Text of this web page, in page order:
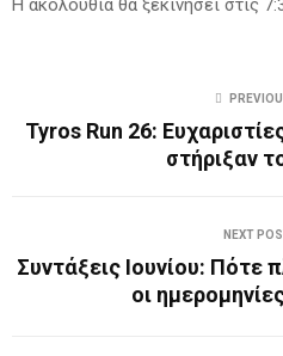
Tyros Run 26:
στήριξαν
NEXT
Συντάξεις Ιουνίου: Πότε
οι